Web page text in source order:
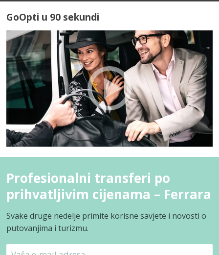
GoOpti u 90 sekundi
Profesionalni transferi po
prihvatljivim cijenama – Ferrara
Svake druge nedelje primite korisne savjete i novosti o
putovanjima i turizmu.